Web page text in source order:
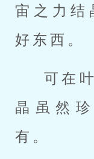
宙之力结
好东西。
可在
晶虽然
有。